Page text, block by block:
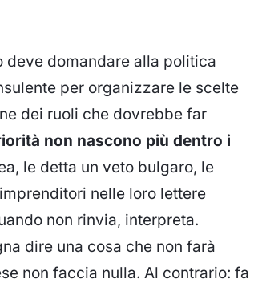
deve domandare alla politica
per organizzare le scelte
dei ruoli che dovrebbe far
non nascono più dentro i
le detta un veto bulgaro, le
nelle loro lettere
non rinvia, interpreta.
dire una cosa che non farà
non faccia nulla. Al contrario: fa